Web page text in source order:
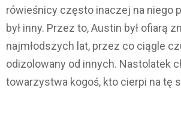
rówieśnicy często inaczej na niego
był inny. Przez to, Austin był ofiarą
najmłodszych lat, przez co ciągle
odizolowany od innych. Nastolatek
towarzystwa kogoś, kto cierpi na tę